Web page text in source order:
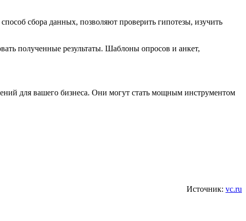
сбора данных, позволяют проверить гипотезы, изучить
полученные результаты. Шаблоны опросов и анкет,
для вашего бизнеса. Они могут стать мощным инструментом
Источник: vc.ru